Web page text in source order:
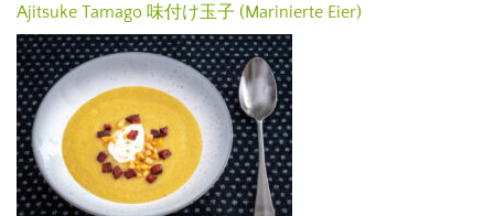
Ajitsuke Tamago 味付け玉子 (Marinierte Eier)